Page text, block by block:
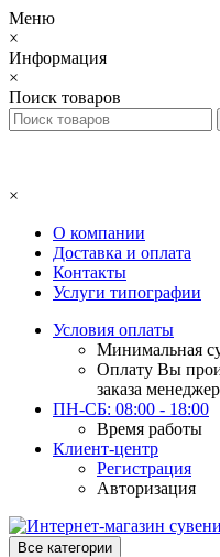
Меню
×
Информация
×
Поиск товаров
×
О компании
Доставка и оплата
Контакты
Услуги типографии
Условия оплаты
Минимальная
Оплату Вы
заказа
ПН-СБ: 08:00 - 18:00
Время работы
Клиент-центр
Регистрация
Авторизация
Все категории